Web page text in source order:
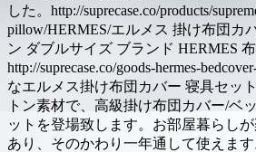
した。http://suprecase.co/products/
pillow/HERMES/エルメス 掛け布団カ
ン ダブルサイズ ブランド HERMES
http://suprecase.co/goods-hermes-
なエルメス掛け布団カバー 寝具セッ
トン素材で、高級掛け布団カバー/ベ
ットを登場致します。お部屋暮らし
あり、そのかわり一年通して使えま